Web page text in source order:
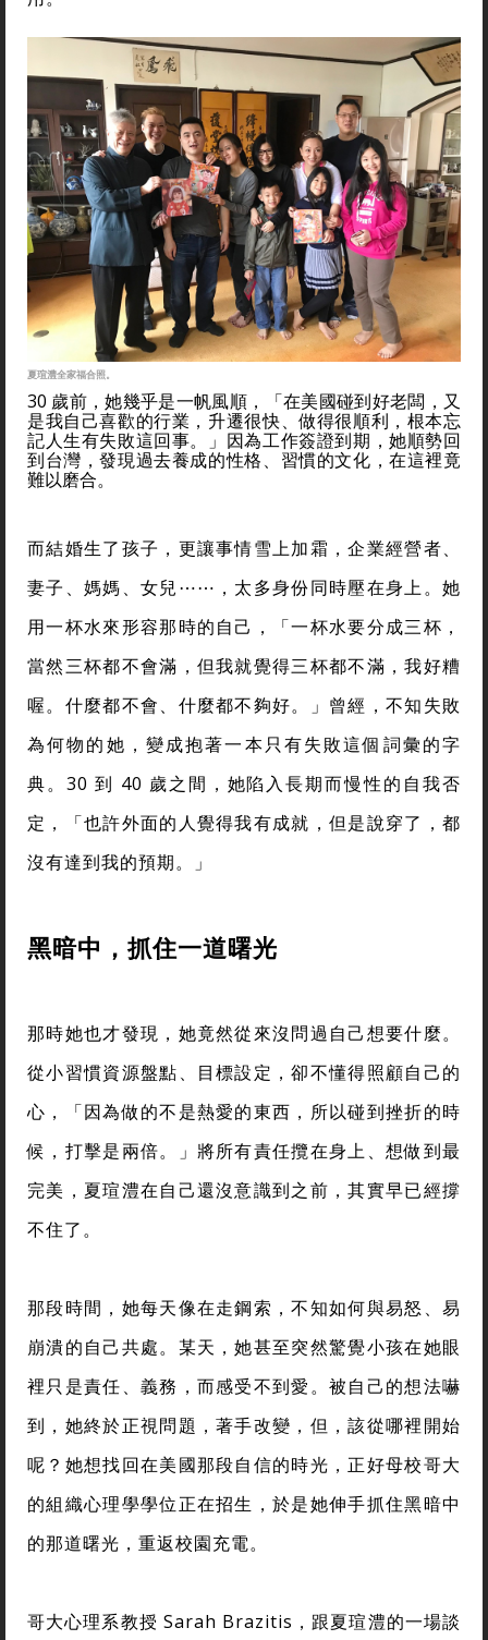
夏瑄澧全家福合照。
30 歲前，她幾乎是一帆風順，「在美國碰到好老闆，又
是我自己喜歡的行業，升遷很快、做得很順利，根本忘
記人生有失敗這回事。」因為工作簽證到期，她順勢回
到台灣，發現過去養成的性格、習慣的文化，在這裡竟
難以磨合。
而結婚生了孩子，更讓事情雪上加霜，企業經營者、
妻子、媽媽、女兒⋯⋯，太多身份同時壓在身上。她
用一杯水來形容那時的自己，「一杯水要分成三杯，
當然三杯都不會滿，但我就覺得三杯都不滿，我好糟
喔。什麼都不會、什麼都不夠好。」曾經，不知失敗
為何物的她，變成抱著一本只有失敗這個詞彙的字
典。30 到 40 歲之間，她陷入長期而慢性的自我否
定，「也許外面的人覺得我有成就，但是說穿了，都
沒有達到我的預期。」
黑暗中，抓住一道曙光
那時她也才發現，她竟然從來沒問過自己想要什麼。
從小習慣資源盤點、目標設定，卻不懂得照顧自己的
心，「因為做的不是熱愛的東西，所以碰到挫折的時
候，打擊是兩倍。」將所有責任攬在身上、想做到最
完美，夏瑄澧在自己還沒意識到之前，其實早已經撐
不住了。
那段時間，她每天像在走鋼索，不知如何與易怒、易
崩潰的自己共處。某天，她甚至突然驚覺小孩在她眼
裡只是責任、義務，而感受不到愛。被自己的想法嚇
到，她終於正視問題，著手改變，但，該從哪裡開始
呢？她想找回在美國那段自信的時光，正好母校哥大
的組織心理學學位正在招生，於是她伸手抓住黑暗中
的那道曙光，重返校園充電。
哥大心理系教授 Sarah Brazitis，跟夏瑄澧的一場談